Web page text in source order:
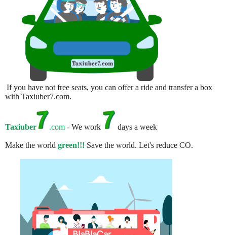
If you have not free seats, you can offer a ride and transfer a box
with Taxiuber7.com.
Taxiuber .com - We work days a week
Make the world green!!! Save the world. Let's reduce CO.